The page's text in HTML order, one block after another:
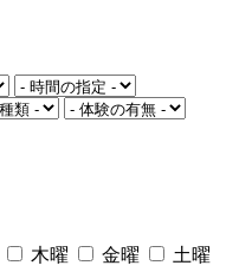
木曜 金曜 土曜